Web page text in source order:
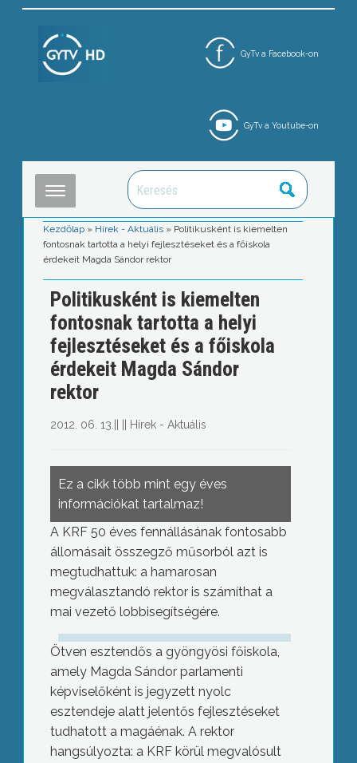
GyTv a Facebook-on
GyTv a Youtube-on
Kezdőlap » Hírek - Aktuális » Politikusként is kiemelten
fontosnak tartotta a helyi fejlesztéseket és a főiskola
érdekeit Magda Sándor rektor
Politikusként is kiemelten
fontosnak tartotta a helyi
fejlesztéseket és a főiskola
érdekeit Magda Sándor
rektor
2012. 06. 13. Hírek - Aktuális
Ez a cikk több mint egy éves
információkat tartalmaz!
A KRF 50 éves fennállásának fontosabb
állomásait összegző műsorból azt is
megtudhattuk: a hamarosan
megválasztandó rektor is számíthat a
mai vezető lobbisegítségére.
Ötven esztendős a gyöngyösi főiskola,
amely Magda Sándor parlamenti
képviselőként is jegyzett nyolc
esztendeje alatt jelentős fejlesztéseket
tudhatott a magáénak. A rektor
hangsúlyozta: a KRF körül megvalósult